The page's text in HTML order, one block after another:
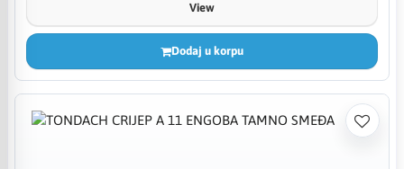
View
Dodaj u korpu